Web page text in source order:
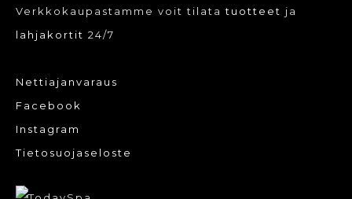
Verkkokaupastamme voit tilatatuotteet ja
lahjakortit 24/7
Nettiajanvaraus
Facebook
Instagram
Tietosuojaseloste